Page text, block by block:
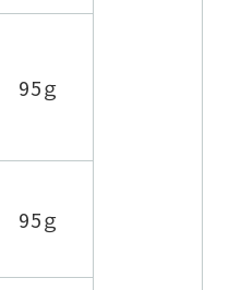
95ｇ
95ｇ